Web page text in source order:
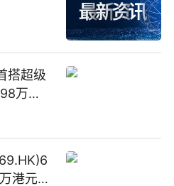
搭超级
万
港元回